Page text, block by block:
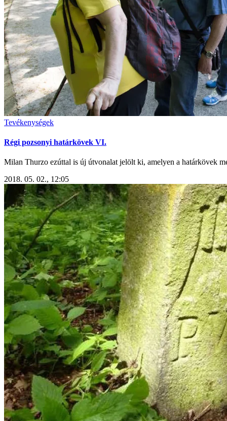
Tevékenységek
Régi pozsonyi határkövek VI.
Milan Thurzo ezúttal is új útvonalat jelölt ki, amelyen a határkövek
2018. 05. 02., 12:05